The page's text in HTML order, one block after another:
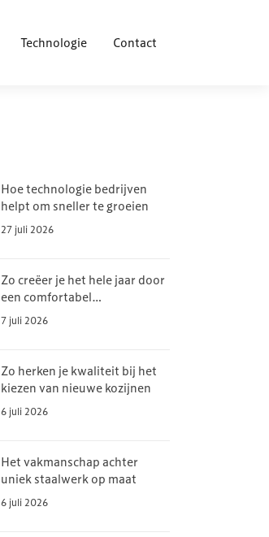
Technologie Contact
Hoe technologie bedrijven
helpt om sneller te groeien
27 juli 2026
Zo creëer je het hele jaar door
een comfortabel
binnenklimaat
7 juli 2026
Zo herken je kwaliteit bij het
kiezen van nieuwe kozijnen
6 juli 2026
Het vakmanschap achter
uniek staalwerk op maat
6 juli 2026